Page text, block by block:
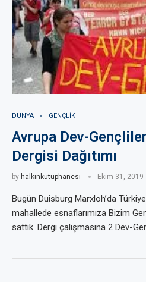
DÜNYA GENÇLIK
Avrupa Dev-
Dergisi Dağıtımı
by halkinkutuphanesi Ekim 31, 2019
Bugün Duisburg Marxloh’da
mahallede esnaflarımıza Bizim
sattık. Dergi çalışmasına 2 Dev-